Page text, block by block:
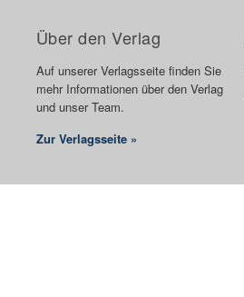
Über den Verlag
Auf unserer Verlagsseite finden Sie
mehr Informationen über den Verlag
und unser Team.
Zur Verlagsseite »